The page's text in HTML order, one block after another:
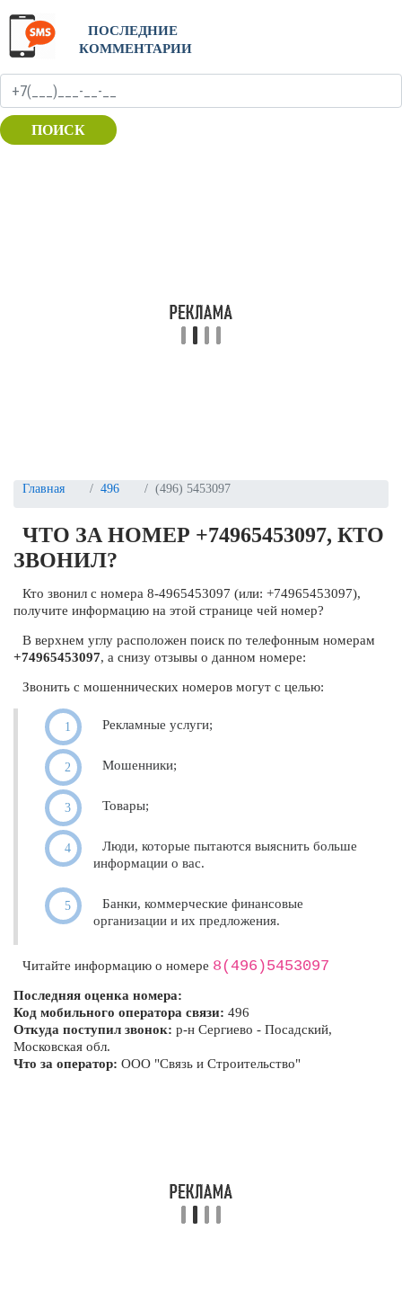
ПОСЛЕДНИЕ
КОММЕНТАРИИ
ПОИСК
Главная 496 (496) 5453097
ЧТО ЗА НОМЕР +74965453097, КТО
ЗВОНИЛ?
Кто звонил с номера 8-4965453097 (или: +74965453097),
получите информацию на этой странице чей номер?
В верхнем углу расположен поиск по телефонным номерам
+74965453097, а снизу отзывы о данном номере:
Звонить с мошеннических номеров могут с целью:
Рекламные услуги;
Мошенники;
Товары;
Люди, которые пытаются выяснить больше
информации о вас.
Банки, коммерческие финансовые
организации и их предложения.
Читайте информацию о номере 8(496)5453097
Последняя оценка номера:
Код мобильного оператора связи: 496
Откуда поступил звонок: р-н Сергиево - Посадский,
Московская обл.
Что за оператор: ООО "Связь и Строительство"